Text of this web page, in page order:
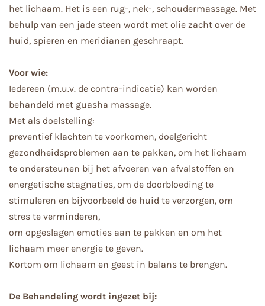
het lichaam. Het is een rug-, nek-, schoudermassage. Met
behulp van een jade steen wordt met olie zacht over de
huid, spieren en meridianen geschraapt.
Voor wie:
Iedereen (m.u.v. de contra-indicatie) kan worden
behandeld met guasha massage.
Met als doelstelling:
preventief klachten te voorkomen, doelgericht
gezondheidsproblemen aan te pakken, om het lichaam
te ondersteunen bij het afvoeren van afvalstoffen en
energetische stagnaties, om de doorbloeding te
stimuleren en bijvoorbeeld de huid te verzorgen, om
stres te verminderen,
om opgeslagen emoties aan te pakken en om het
lichaam meer energie te geven.
Kortom om lichaam en geest in balans te brengen.
De Behandeling wordt ingezet bij: